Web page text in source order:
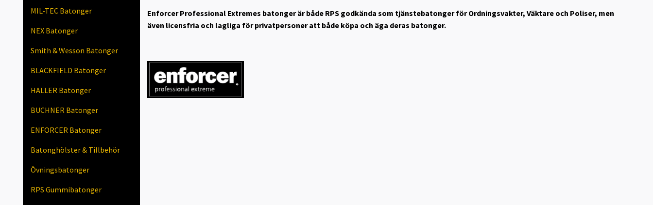
MIL-TEC Batonger
NEX Batonger
Smith & Wesson Batonger
BLACKFIELD Batonger
HALLER Batonger
BUCHNER Batonger
ENFORCER Batonger
Batonghölster & Tillbehör
Övningsbatonger
RPS Gummibatonger
Enforcer Professional Extremes batonger är både RPS godkända som tjänstebatonger för Ordningsvakter, Väktare och Poliser, men
även licensfria och lagliga för privatpersoner att både köpa och äga deras batonger.